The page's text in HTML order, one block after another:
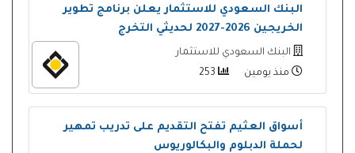
البنك السعودي للاستثمار يعلن برنامج تطوير
الخريجين 2026-2027 لحديثي التخرج
البنك السعودي للاستثمار
منذ يومين
أسواق العثيم تفتح التقديم على تدريب تمهير
لحملة الدبلوم والبكالوريوس